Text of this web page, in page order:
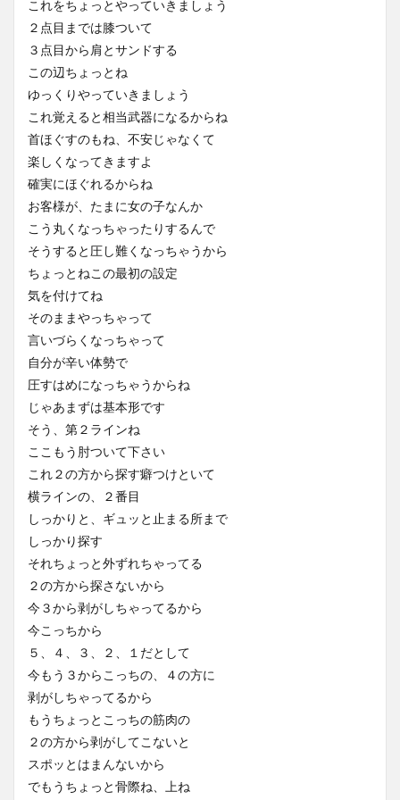
これをちょっとやっていきましょう
２点目までは膝ついて
３点目から肩とサンドする
この辺ちょっとね
ゆっくりやっていきましょう
これ覚えると相当武器になるからね
首ほぐすのもね、不安じゃなくて
楽しくなってきますよ
確実にほぐれるからね
お客様が、たまに女の子なんか
こう丸くなっちゃったりするんで
そうすると圧し難くなっちゃうから
ちょっとねこの最初の設定
気を付けてね
そのままやっちゃって
言いづらくなっちゃって
自分が辛い体勢で
圧すはめになっちゃうからね
じゃあまずは基本形です
そう、第２ラインね
ここもう肘ついて下さい
これ２の方から探す癖つけといて
横ラインの、２番目
しっかりと、ギュッと止まる所まで
しっかり探す
それちょっと外ずれちゃってる
２の方から探さないから
今３から剥がしちゃってるから
今こっちから
５、４、３、２、１だとして
今もう３からこっちの、４の方に
剥がしちゃってるから
もうちょっとこっちの筋肉の
２の方から剥がしてこないと
スポッとはまんないから
でもうちょっと骨際ね、上ね